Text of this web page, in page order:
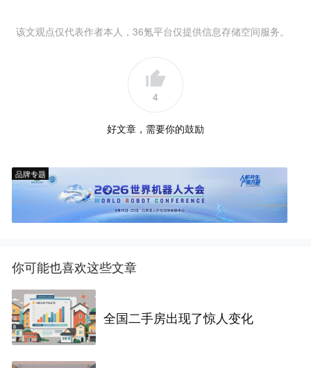
该文观点仅代表作者本人，36氪平台仅提供信息存储空间服务。
4
好文章，需要你的鼓励
品牌专题
你可能也喜欢这些文章
全国二手房出现了惊人变化